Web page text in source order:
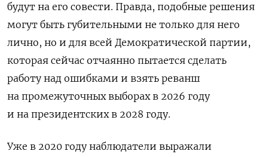
будут на его совести. Правда, подобные решения
могут быть губительными не только для него
лично, но и для всей Демократической партии,
которая сейчас отчаянно пытается сделать
работу над ошибками и взять реванш
на промежуточных выборах в 2026 году
и на президентских в 2028 году.
Уже в 2020 году наблюдатели выражали